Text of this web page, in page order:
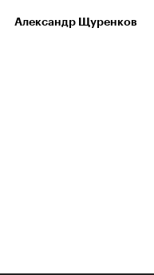
Александр Щуренков